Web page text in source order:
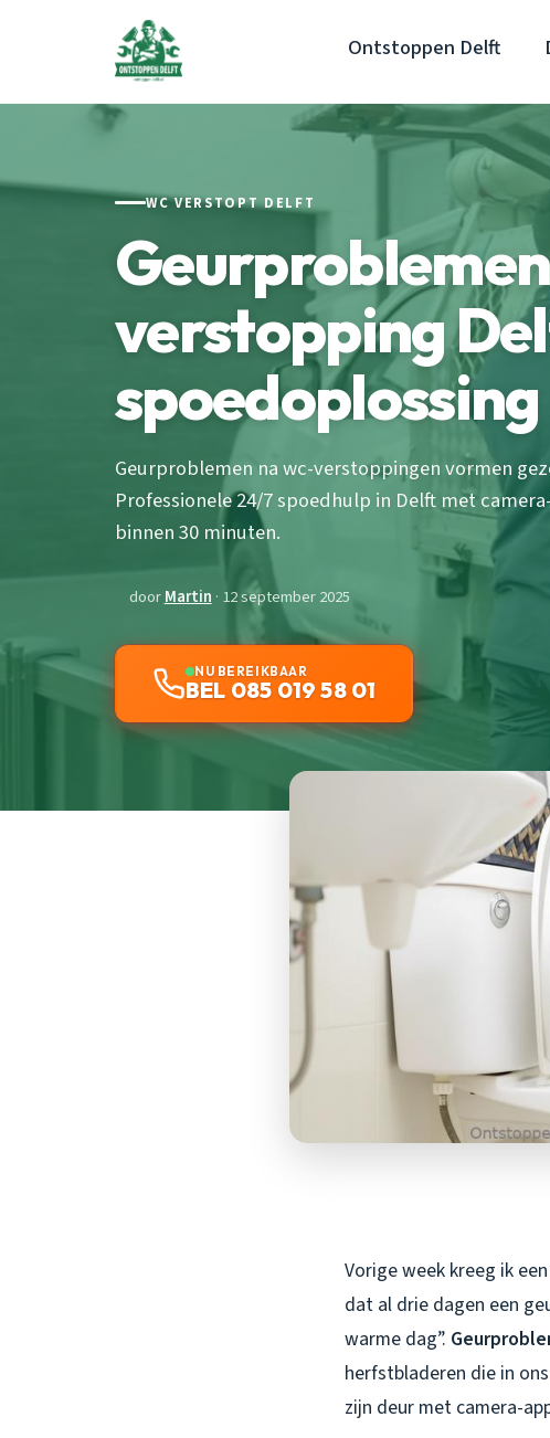
Ontstoppen Delft
WC VERSTOPT DELFT
verstopping
spoedoplossing
Geurproblemen na wc-verstoppingen vormen
Professionele 24/7 spoedhulp in Delft met
binnen 30 minuten.
doorMartin · 12 september 2025
NU BEREIKBAAR
BEL 085 019 58 01
Vorige week kreeg ik
dat al drie dagen een
warme dag”.
herfstbladeren die in
zijn deur met camera-